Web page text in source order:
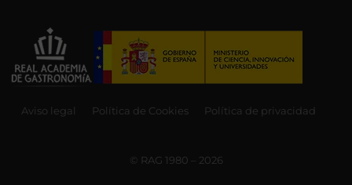
Aviso legal Política de Cookies Política de privacidad
© RAG 1980 – 2026